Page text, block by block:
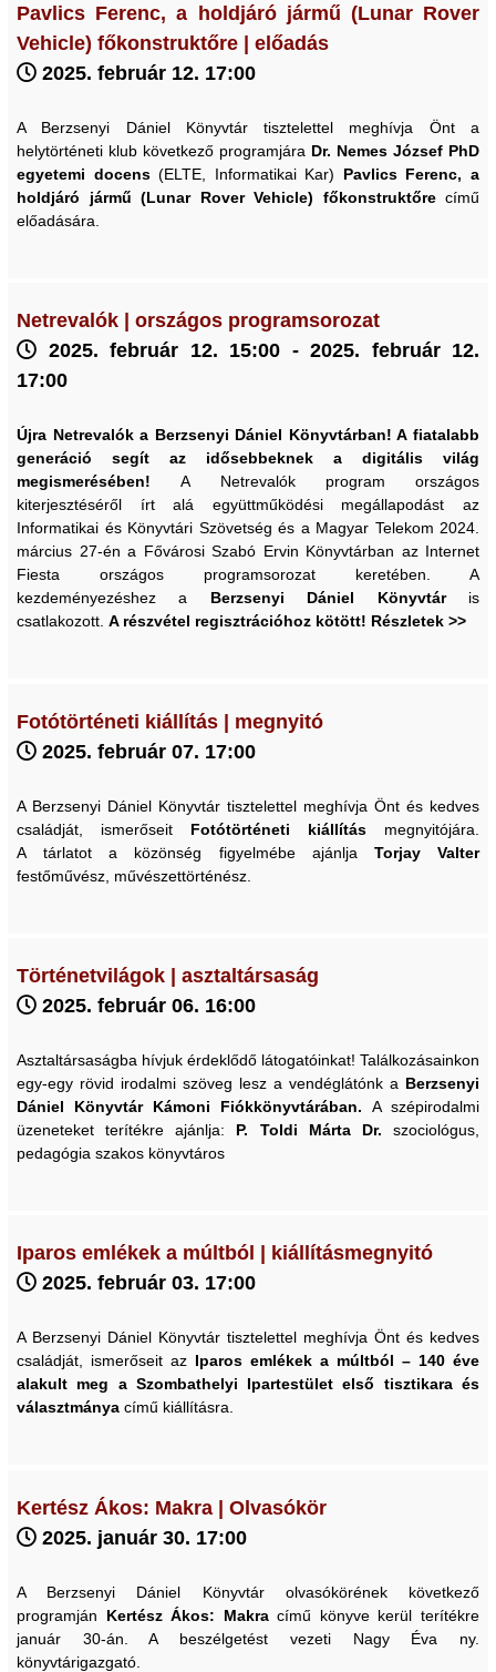
Pavlics Ferenc, a holdjáró jármű (Lunar Rover
Vehicle) főkonstruktőre | előadás
2025. február 12. 17:00
A Berzsenyi Dániel Könyvtár tisztelettel meghívja Önt a
helytörténeti klub következő programjára Dr. Nemes József PhD
egyetemi docens(ELTE, Informatikai Kar) Pavlics Ferenc,a
holdjáró jármű (Lunar Rover Vehicle) főkonstruktőre című
előadására.
Netrevalók | országos programsorozat
2025. február 12. 15:00 - 2025. február 12.
17:00
Újra Netrevalók a Berzsenyi Dániel Könyvtárban! A fiatalabb
generáció segít az idősebbeknek a digitális világ
megismerésében!A Netrevalók program országos
kiterjesztéséről írt alá együttműködési megállapodást az
Informatikai és Könyvtári Szövetség és a Magyar Telekom 2024.
március 27-én a Fővárosi Szabó Ervin Könyvtárban az Internet
Fiesta országos programsorozat keretében. A
kezdeményezéshez a Berzsenyi Dániel Könyvtáris
csatlakozott. A részvétel regisztrációhoz kötött! Részletek >>
Fotótörténeti kiállítás | megnyitó
2025. február 07. 17:00
A Berzsenyi Dániel Könyvtár tisztelettel meghívja Önt és kedves
családját, ismerőseit Fotótörténeti kiállítás megnyitójára.
A tárlatot a közönség figyelmébe ajánlja Torjay Valter
festőművész, művészettörténész.
Történetvilágok | asztaltársaság
2025. február 06. 16:00
Asztaltársaságba hívjuk érdeklődő látogatóinkat! Találkozásainkon
egy-egy rövid irodalmi szöveg lesz a vendéglátónk a Berzsenyi
Dániel Könyvtár Kámoni Fiókkönyvtárában. A szépirodalmi
üzeneteket terítékre ajánlja: P. Toldi Márta Dr. szociológus,
pedagógia szakos könyvtáros
Iparos emlékek a múltból | kiállításmegnyitó
2025. február 03. 17:00
A Berzsenyi Dániel Könyvtár tisztelettel meghívja Önt és kedves
családját, ismerőseit az Iparos emlékek a múltból – 140 éve
alakult meg a Szombathelyi Ipartestület első tisztikara és
választmánya című kiállításra.
Kertész Ákos: Makra | Olvasókör
2025. január 30. 17:00
A Berzsenyi Dániel Könyvtár olvasókörének következő
programján Kertész Ákos: Makracímű könyve kerül terítékre
január 30-án. A beszélgetést vezeti Nagy Éva ny.
könyvtárigazgató.